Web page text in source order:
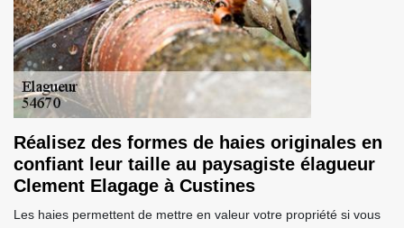
Réalisez des formes de haies originales en
confiant leur taille au paysagiste élagueur
Clement Elagage à Custines
Les haies permettent de mettre en valeur votre propriété si vous